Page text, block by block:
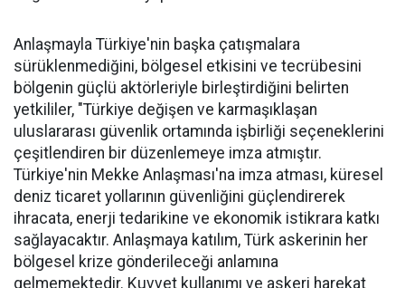
Anlaşmayla Türkiye'nin başka çatışmalara
sürüklenmediğini, bölgesel etkisini ve tecrübesini
bölgenin güçlü aktörleriyle birleştirdiğini belirten
yetkililer, "Türkiye değişen ve karmaşıklaşan
uluslararası güvenlik ortamında işbirliği seçeneklerini
çeşitlendiren bir düzenlemeye imza atmıştır.
Türkiye'nin Mekke Anlaşması'na imza atması, küresel
deniz ticaret yollarının güvenliğini güçlendirerek
ihracata, enerji tedarikine ve ekonomik istikrara katkı
sağlayacaktır. Anlaşmaya katılım, Türk askerinin her
bölgesel krize gönderileceği anlamına
gelmemektedir. Kuvvet kullanımı ve askeri harekat